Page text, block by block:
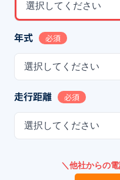
選択してください
年式 必須
選択してください
走行距離 必須
選択してください
＼他社からの